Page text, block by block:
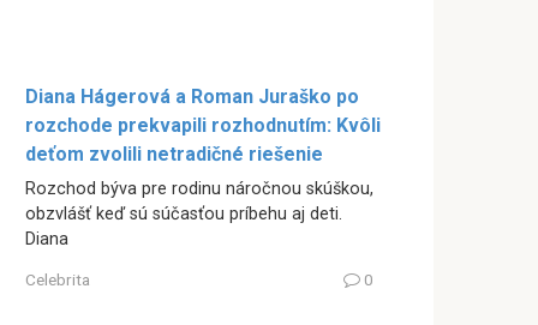
Diana Hágerová a Roman Juraško po
rozchode prekvapili rozhodnutím: Kvôli
deťom zvolili netradičné riešenie
Rozchod býva pre rodinu náročnou skúškou,
obzvlášť keď sú súčasťou príbehu aj deti.
Diana
Celebrita 0